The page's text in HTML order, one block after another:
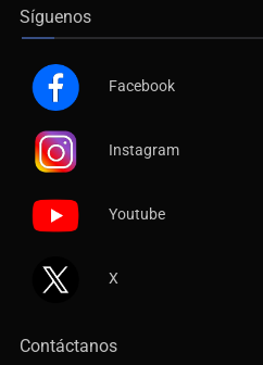
Síguenos
Facebook
Instagram
Youtube
X
Contáctanos